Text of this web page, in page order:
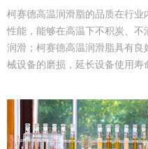
柯赛德高温润滑脂的品质在行
性能，能够在高温下不积炭、
润滑；柯赛德高温润滑脂具有
械设备的磨损，延长设备使用寿